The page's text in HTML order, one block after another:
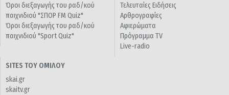
Όροι διεξαγωγής του ραδ/κού
παιχνιδιού "ΣΠΟΡ FM Quiz"
Όροι διεξαγωγής του ραδ/κού
παιχνιδιού "Sport Quiz"
Τελευταίες Ειδήσεις
Αρθρογραφίες
Αφιερώματα
Πρόγραμμα TV
Live-radio
SITES ΤΟΥ ΟΜΙΛΟΥ
skai.gr
skaitv.gr